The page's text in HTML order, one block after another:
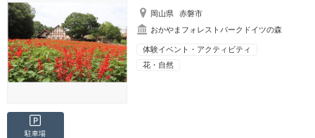
岡山県
赤磐市
おかやまフォレストパークドイツの森
体験イベント・アクティビティ
花・自然
駐車場